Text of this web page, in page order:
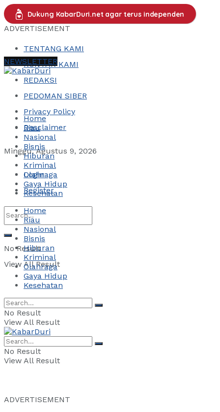
Dukung KabarDuri.net agar terus independen
ADVERTISEMENT
TENTANG KAMI
KONTAK KAMI
REDAKSI
PEDOMAN SIBER
Privacy Policy
Desclaimer
Minggu, Agustus 9, 2026
Login
Register
No Result
View All Result
NEWSLETTER
Home
Riau
Nasional
Bisnis
Hiburan
Kriminal
Olahraga
Gaya Hidup
Kesehatan
Home
Riau
Nasional
Bisnis
Hiburan
Kriminal
Olahraga
Gaya Hidup
Kesehatan
No Result
View All Result
No Result
View All Result
ADVERTISEMENT